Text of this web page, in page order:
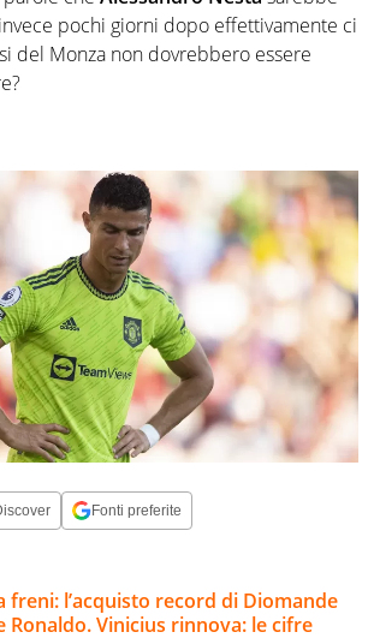
pochi giorni dopo effettivamente ci
del Monza non dovrebbero essere
Fonti preferite
freni: l’acquisto record di Diomande
Ronaldo. Vinicius rinnova: le cifre